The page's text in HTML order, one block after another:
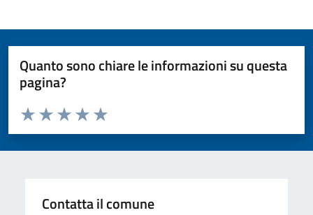
Quanto sono chiare le informazioni su questa
pagina?
Valuta da 1 a 5 stelle la pagina
Valuta 5 stelle su 5
Valuta 4 stelle su 5
Valuta 3 stelle su 5
Valuta 2 stelle su 5
Valuta 1 stelle su 5
Contatta il comune